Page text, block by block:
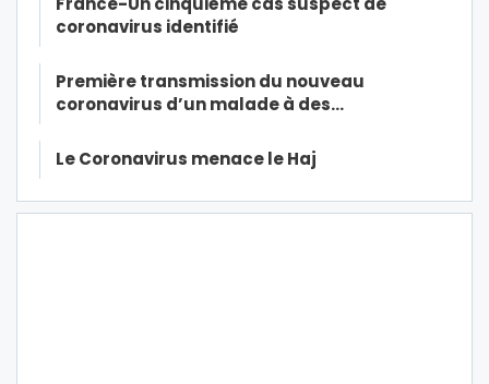
coronavirus identifié
Première transmission du nouveau
coronavirus d’un malade à des…
Le Coronavirus menace le Haj